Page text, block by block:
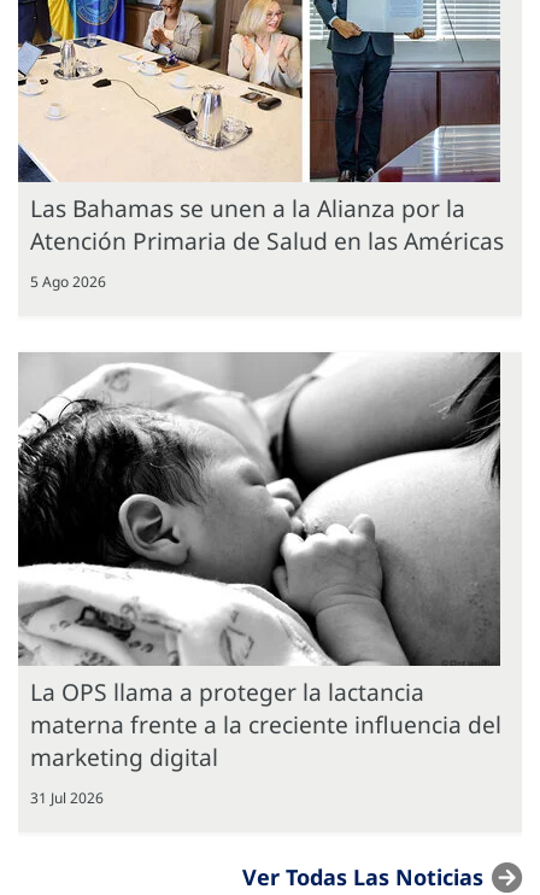
Las Bahamas se unen a la Alianza por la
Atención Primaria de Salud en las Américas
5 Ago 2026
La OPS llama a proteger la lactancia
materna frente a la creciente influencia del
marketing digital
31 Jul 2026
Ver Todas Las Noticias